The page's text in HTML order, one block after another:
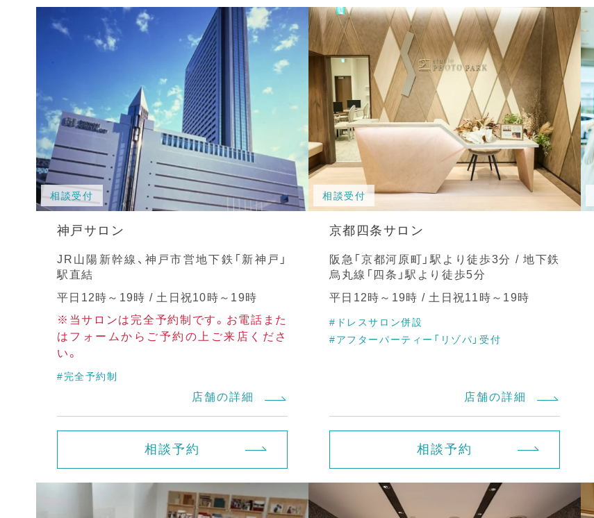
相談受付
神戸サロン
JR山陽新幹線、神戸市営地下鉄「新神戸」
駅直結
平日12時～19時 / 土日祝10時～19時
※当サロンは完全予約制です。お電話また
はフォームからご予約の上ご来店くださ
い。
#完全予約制
店舗の詳細
相談予約
相談受付
京都四条サロン
阪急「京都河原町」駅より徒歩3分 / 地下鉄
烏丸線「四条」駅より徒歩5分
平日12時～19時 / 土日祝11時～19時
#ドレスサロン併設
#アフターパーティー「リゾパ」受付
店舗の詳細
相談予約